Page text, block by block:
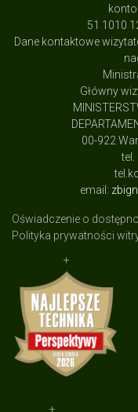
konto
51 1010
Dane kontaktowe
Główny
00-922
tel.
email:
Oświadczenie o
Polityka prywatności
+
+